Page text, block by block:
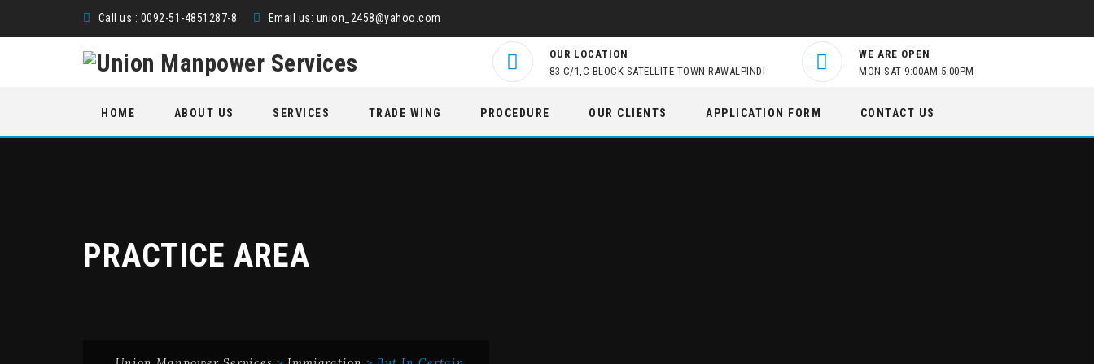
Call us : 0092-51-4851287-8 Email us: union_2458@yahoo.com
OUR LOCATION
83-C/1,C-BLOCK SATELLITE TOWN RAWALPINDI
WE ARE OPEN
MON-SAT 9:00AM-5:00PM
content
HOME ABOUT US SERVICES TRADE WING PROCEDURE OUR CLIENTS APPLICATION FORM CONTACT US
PRACTICE AREA